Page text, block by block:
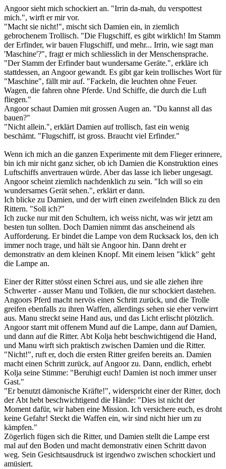
Angoor sieht mich schockiert an. "Irrin da-mah, du verspottest
mich.", wirft er mir vor.
"Macht sie nicht!", mischt sich Damien ein, in ziemlich
gebrochenem Trollisch. "Die Flugschiff, es gibt wirklich! Im Stamm
der Erfinder, wir bauen Flugschiff, und mehr... Irrin, wie sagt man
'Maschine'?", fragt er mich schliesslich in der Menschensprache.
"Der Stamm der Erfinder baut wundersame Geräte.", erkläre ich
stattdessen, an Angoor gewandt. Es gibt gar kein trollisches Wort für
"Maschine", fällt mir auf. "Fackeln, die leuchten ohne Feuer.
Wagen, die fahren ohne Pferde. Und Schiffe, die durch die Luft
fliegen."
Angoor schaut Damien mit grossen Augen an. "Du kannst all das
bauen?"
"Nicht allein.", erklärt Damien auf trollisch, fast ein wenig
beschämt. "Flugschiff, ist gross. Braucht viel Erfinder."
Wenn ich mich an die ganzen Experimente mit dem Flieger erinnere,
bin ich mir nicht ganz sicher, ob ich Damien die Konstruktion eines
Luftschiffs anvertrauen würde. Aber das lasse ich lieber ungesagt.
Angoor scheint ziemlich nachdenklich zu sein. "Ich will so ein
wundersames Gerät sehen.", erklärt er dann.
Ich blicke zu Damien, und der wirft einen zweifelnden Blick zu den
Rittern. "Soll ich?"
Ich zucke nur mit den Schultern, ich weiss nicht, was wir jetzt am
besten tun sollten. Doch Damien nimmt das anscheinend als
Aufforderung. Er bindet die Lampe von dem Rucksack los, den ich
immer noch trage, und hält sie Angoor hin. Dann dreht er
demonstrativ an dem kleinen Knopf. Mit einem leisen "klick" geht
die Lampe an.
Einer der Ritter stösst einen Schrei aus, und sie alle ziehen ihre
Schwerter - ausser Manu und Tolkien, die nur schockiert dastehen.
Angoors Pferd macht nervös einen Schritt zurück, und die Trolle
greifen ebenfalls zu ihren Waffen, allerdings sehen sie eher verwirrt
aus. Manu streckt seine Hand aus, und das Licht erlischt plötzlich.
Angoor starrt mit offenem Mund auf die Lampe, dann auf Damien,
und dann auf die Ritter. Abt Kolja hebt beschwichtigend die Hand,
und Manu wirft sich praktisch zwischen Damien und die Ritter.
"Nicht!", ruft er, doch die ersten Ritter greifen bereits an. Damien
macht einen Schritt zurück, auf Angoor zu. Dann, endlich, erhebt
Kolja seine Stimme: "Beruhigt euch! Damien ist noch immer unser
Gast."
"Er benutzt dämonische Kräfte!", widerspricht einer der Ritter, doch
der Abt hebt beschwichtigend die Hände: "Dies ist nicht der
Moment dafür, wir haben eine Mission. Ich versichere euch, es droht
keine Gefahr! Steckt die Waffen ein, wir sind nicht hier um zu
kämpfen."
Zögerlich fügen sich die Ritter, und Damien stellt die Lampe erst
mal auf den Boden und macht demonstrativ einen Schritt davon
weg. Sein Gesichtsausdruck ist irgendwo zwischen schockiert und
amüsiert.